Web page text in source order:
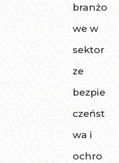
branżo
we w
sektor
ze
bezpie
czeńst
wa i
ochro